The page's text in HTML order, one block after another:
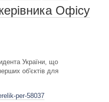
Офісу
України, що
об'єктів для
per-58037